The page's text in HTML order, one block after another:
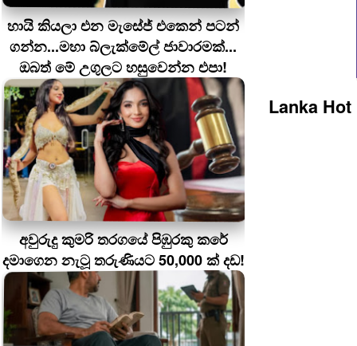
හායි කියලා එන මැසේජ් එකෙන් පටන්
ගන්න...මහා බ්ලැක්මේල් ජාවාරමක්...
ඔබත් මේ උගුලට හසුවෙන්න එපා!
අවුරුදු කුමරි තරගයේ පිඹුරකු කරේ
දමාගෙන නැටූ තරුණියට 50,000 ක් දඩ!
Lanka